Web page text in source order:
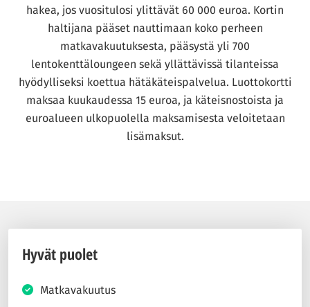
hakea, jos vuositulosi ylittävät 60 000 euroa. Kortin
haltijana pääset nauttimaan koko perheen
matkavakuutuksesta, pääsystä yli 700
lentokenttäloungeen sekä yllättävissä tilanteissa
hyödylliseksi koettua hätäkäteispalvelua. Luottokortti
maksaa kuukaudessa 15 euroa, ja käteisnostoista ja
euroalueen ulkopuolella maksamisesta veloitetaan
lisämaksut.
Hyvät puolet
Matkavakuutus